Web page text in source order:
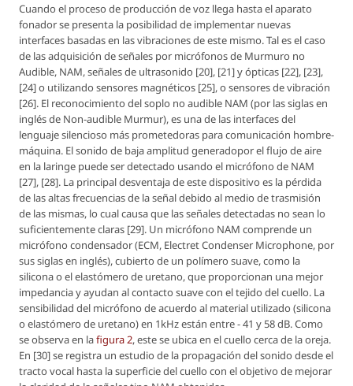
Cuando el proceso de producción de voz llega hasta el aparato
fonador se presenta la posibilidad de implementar nuevas
interfaces basadas en las vibraciones de este mismo. Tal es el caso
de las adquisición de señales por micrófonos de Murmuro no
Audible, NAM, señales de ultrasonido [20], [21] y ópticas [22], [23],
[24] o utilizando sensores magnéticos [25], o sensores de vibración
[26]. El reconocimiento del soplo no audible NAM (por las siglas en
inglés de Non-audible Murmur), es una de las interfaces del
lenguaje silencioso más prometedoras para comunicación hombre-
máquina. El sonido de baja amplitud generadopor el flujo de aire
en la laringe puede ser detectado usando el micrófono de NAM
[27], [28]. La principal desventaja de este dispositivo es la pérdida
de las altas frecuencias de la señal debido al medio de trasmisión
de las mismas, lo cual causa que las señales detectadas no sean lo
suficientemente claras [29]. Un micrófono NAM comprende un
micrófono condensador (ECM, Electret Condenser Microphone, por
sus siglas en inglés), cubierto de un polímero suave, como la
silicona o el elastómero de uretano, que proporcionan una mejor
impedancia y ayudan al contacto suave con el tejido del cuello. La
sensibilidad del micrófono de acuerdo al material utilizado (silicona
o elastómero de uretano) en 1kHz están entre - 41 y 58 dB. Como
se observa en lafigura 2, este se ubica en el cuello cerca de la oreja.
En [30] se registra un estudio de la propagación del sonido desde el
tracto vocal hasta la superficie del cuello con el objetivo de mejorar